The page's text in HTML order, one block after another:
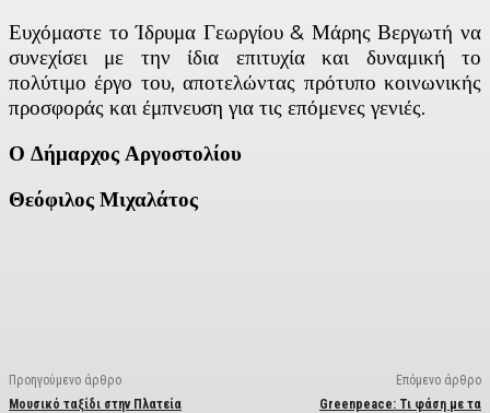
Ευχόμαστε το Ίδρυμα Γεωργίου & Μάρης Βεργωτή να
συνεχίσει με την ίδια επιτυχία και δυναμική το
πολύτιμο έργο του, αποτελώντας πρότυπο κοινωνικής
προσφοράς και έμπνευση για τις επόμενες γενιές.
Ο Δήμαρχος Αργοστολίου
Θεόφιλος Μιχαλάτος
Προηγούμενο άρθρο
Μουσικό ταξίδι στην Πλατεία
Επόμενο άρθρο
Greenpeace: Τι φάση με τα